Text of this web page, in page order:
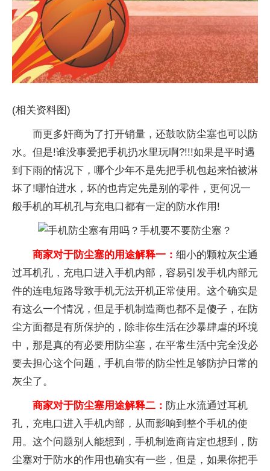
(相关资料图)
而更多奸商为了打开销量，还鼓吹防尘塞也可以防
水。但是!谁没事爱把手机扔水里玩啊?!!!如果是平时遇
到下雨的情况下，哪个少年不是先把手机包起来怕被淋
坏了!哪怕进水，坏的也肯定先是别的零件，更何况一
般手机的耳机孔与充电口都有一定的防水作用!
商家对于防尘塞的用途解释一： 细小的颗粒灰尘通
过耳机孔，充电口进入手机内部，容易引发手机内部元
件的连电短路导致手机无法开机正常使用。这个确实是
有这么一个情况，但是手机制造商也都不是傻子，在防
尘方面都是有所保护的，除非你生活在沙暴肆虐的环境
中，那是真的有必要用防尘塞，在平常生活中完全没必
要去担心这个问题，手机自带的防尘性足够防护日常的
灰尘了。
商家对于防尘塞用途解释二： 防止水流通过耳机
孔，充电口进入手机内部，从而影响到整个手机的使
用。这个问题别人能想到，手机制造商肯定也想到，防
尘塞对于防水的作用也确实有一些，但是，如果你把手